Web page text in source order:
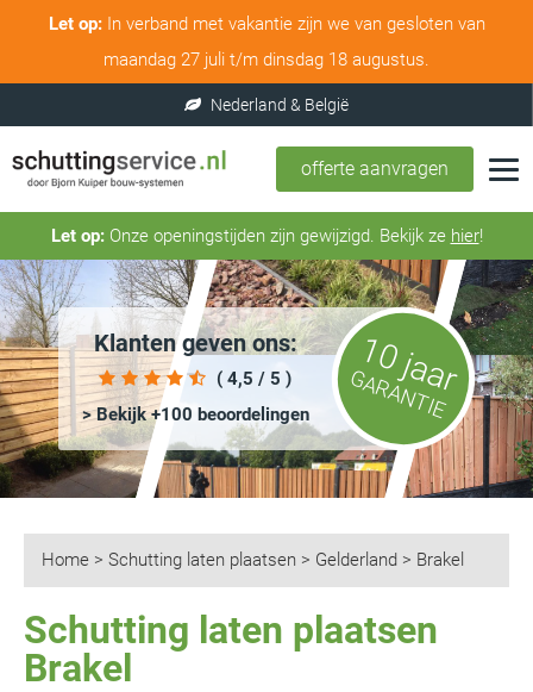
Let op:In verband met vakantie zijn we van gesloten van
maandag 27 juli t/m dinsdag 18 augustus.
offerte aanvragen
Let op:Onze openingstijden zijn gewijzigd. Bekijk ze hier!
Klanten geven ons:
( 4,5 / 5 )
> Bekijk +100 beoordelingen
10 jaar
GARANTIE
Home > Schutting laten plaatsen > Gelderland > Brakel
Schutting laten plaatsen
Brakel